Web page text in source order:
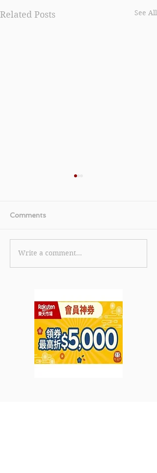
Related Posts See All
《Klook 8歲生日 發放8種
驚喜獎賞優惠》- 適用於
HK$111即時折扣 (優惠至
2022年11月15日)
Comments
Write a comment...